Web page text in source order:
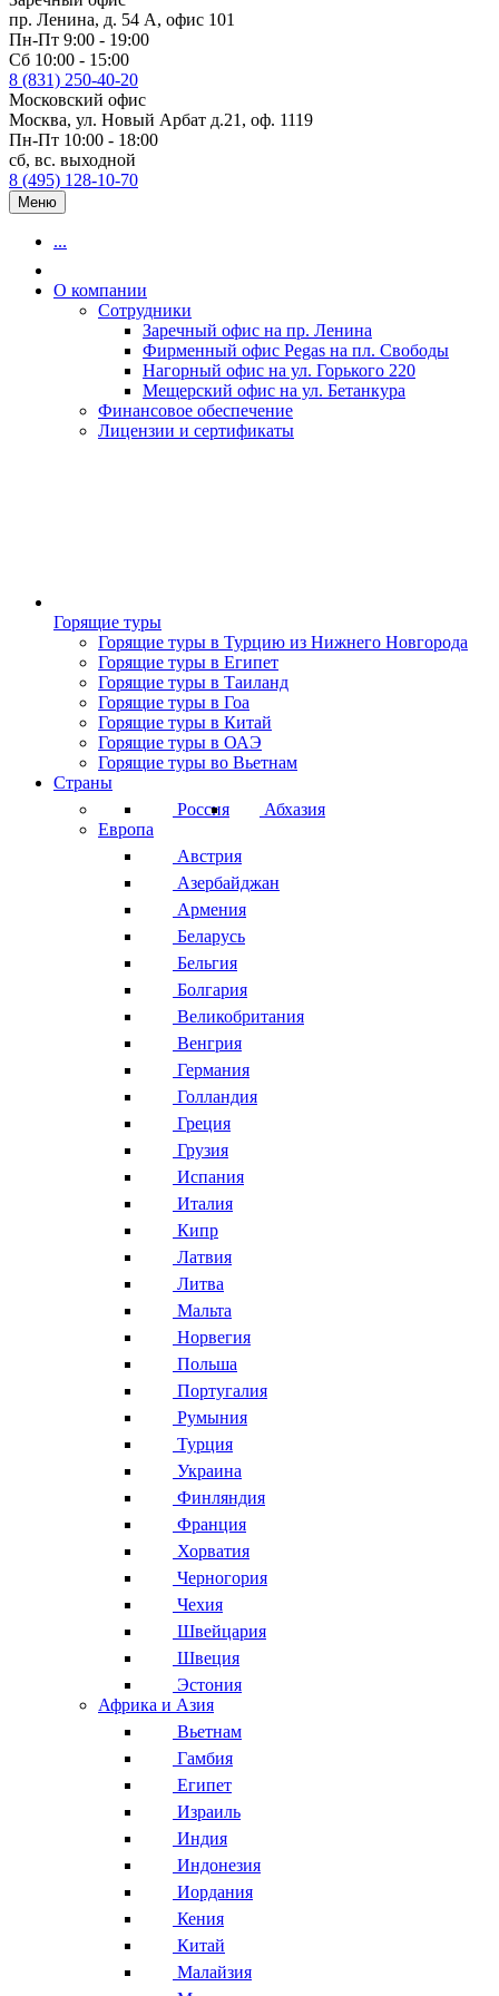
пр. Ленина, д. 54 А, офис 101
Пн-Пт 9:00 - 19:00
Сб 10:00 - 15:00
8 (831) 250-40-20
Московский офис
Москва, ул. Новый Арбат д.21, оф. 1119
Пн-Пт 10:00 - 18:00
сб, вс. выходной
8 (495) 128-10-70
Меню
...
О компании
Сотрудники
Заречный офис на пр. Ленина
Фирменный офис Pegas на пл. Свободы
Нагорный офис на ул. Горького 220
Мещерский офис на ул. Бетанкура
Финансовое обеспечение
Лицензии и сертификаты
Горящие туры
Горящие туры в Турцию из Нижнего Новгорода
Горящие туры в Египет
Горящие туры в Таиланд
Горящие туры в Гоа
Горящие туры в Китай
Горящие туры в ОАЭ
Горящие туры во Вьетнам
Страны
Россия
Абхазия
Европа
Австрия
Азербайджан
Армения
Беларусь
Бельгия
Болгария
Великобритания
Венгрия
Германия
Голландия
Греция
Грузия
Испания
Италия
Кипр
Латвия
Литва
Мальта
Норвегия
Польша
Португалия
Румыния
Турция
Украина
Финляндия
Франция
Хорватия
Черногория
Чехия
Швейцария
Швеция
Эстония
Африка и Азия
Вьетнам
Гамбия
Египет
Израиль
Индия
Индонезия
Иордания
Кения
Китай
Малайзия